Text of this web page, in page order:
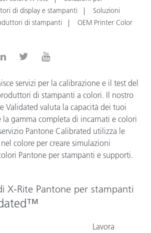
di display e stampanti
Soluzioni
di stampanti
OEM Printer Color
servizi per la calibrazione e il test del
di stampanti a colori. Il nostro
Validated valuta la capacità dei tuoi
gamma completa di incarnati e colori
Pantone Calibrated utilizza le
colore per creare simulazioni
Pantone per stampanti e supporti.
X-Rite Pantone per stampanti
Lavora